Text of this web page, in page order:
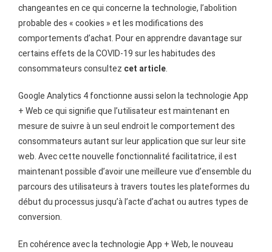
changeantes en ce qui concerne la technologie, l’abolition
probable des « cookies » et les modifications des
comportements d’achat. Pour en apprendre davantage sur
certains effets de la COVID-19 sur les habitudes des
consommateurs consultez cet article.
Google Analytics 4 fonctionne aussi selon la technologie App
+ Web ce qui signifie que l’utilisateur est maintenant en
mesure de suivre à un seul endroit le comportement des
consommateurs autant sur leur application que sur leur site
web. Avec cette nouvelle fonctionnalité facilitatrice, il est
maintenant possible d’avoir une meilleure vue d’ensemble du
parcours des utilisateurs à travers toutes les plateformes du
début du processus jusqu’à l’acte d’achat ou autres types de
conversion.
En cohérence avec la technologie App + Web, le nouveau